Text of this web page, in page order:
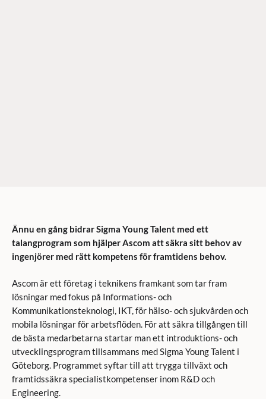
Ännu en gång bidrar Sigma Young Talent med ett
talangprogram som hjälper Ascom att säkra sitt behov av
ingenjörer med rätt kompetens för framtidens behov.
Ascom är ett företag i teknikens framkant som tar fram
lösningar med fokus på Informations- och
Kommunikationsteknologi, IKT, för hälso- och sjukvården och
mobila lösningar för arbetsflöden. För att säkra tillgången till
de bästa medarbetarna startar man ett introduktions- och
utvecklingsprogram tillsammans med Sigma Young Talent i
Göteborg. Programmet syftar till att trygga tillväxt och
framtidssäkra specialistkompetenser inom R&D och
Engineering.